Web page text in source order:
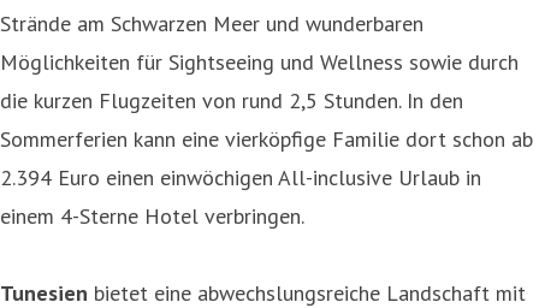
Strände am Schwarzen Meer und wunderbaren
Möglichkeiten für Sightseeing und Wellness sowie durch
die kurzen Flugzeiten von rund 2,5 Stunden. In den
Sommerferien kann eine vierköpfige Familie dort schon ab
2.394 Euro einen einwöchigen All-inclusive Urlaub in
einem 4-Sterne Hotel verbringen.
Tunesien bietet eine abwechslungsreiche Landschaft mit